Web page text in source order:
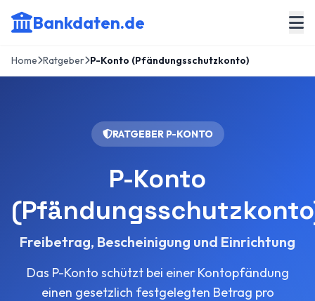
Bankdaten.de
Home Ratgeber P-Konto (Pfändungsschutzkonto)
RATGEBER P-KONTO
P-Konto
Freibetrag, Bescheinigung und Einrichtung
Das P-Konto schützt bei einer Kontopfändung
einen gesetzlich festgelegten Betrag pro